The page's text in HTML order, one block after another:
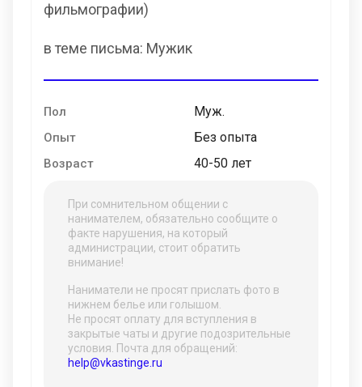
фильмографии)
в теме письма: Мужик
Пол Муж.
Опыт Без опыта
Возраст 40-50 лет
При сомнительном общении с
нанимателем, обязательно сообщите о
факте нарушения, на который
администрации, стоит обратить
внимание!
Наниматели не просят прислать фото в
нижнем белье или голышом.
Не просят оплату для вступления в
закрытые чаты и другие подозрительные
условия. Почта для обращений:
help@vkastinge.ru